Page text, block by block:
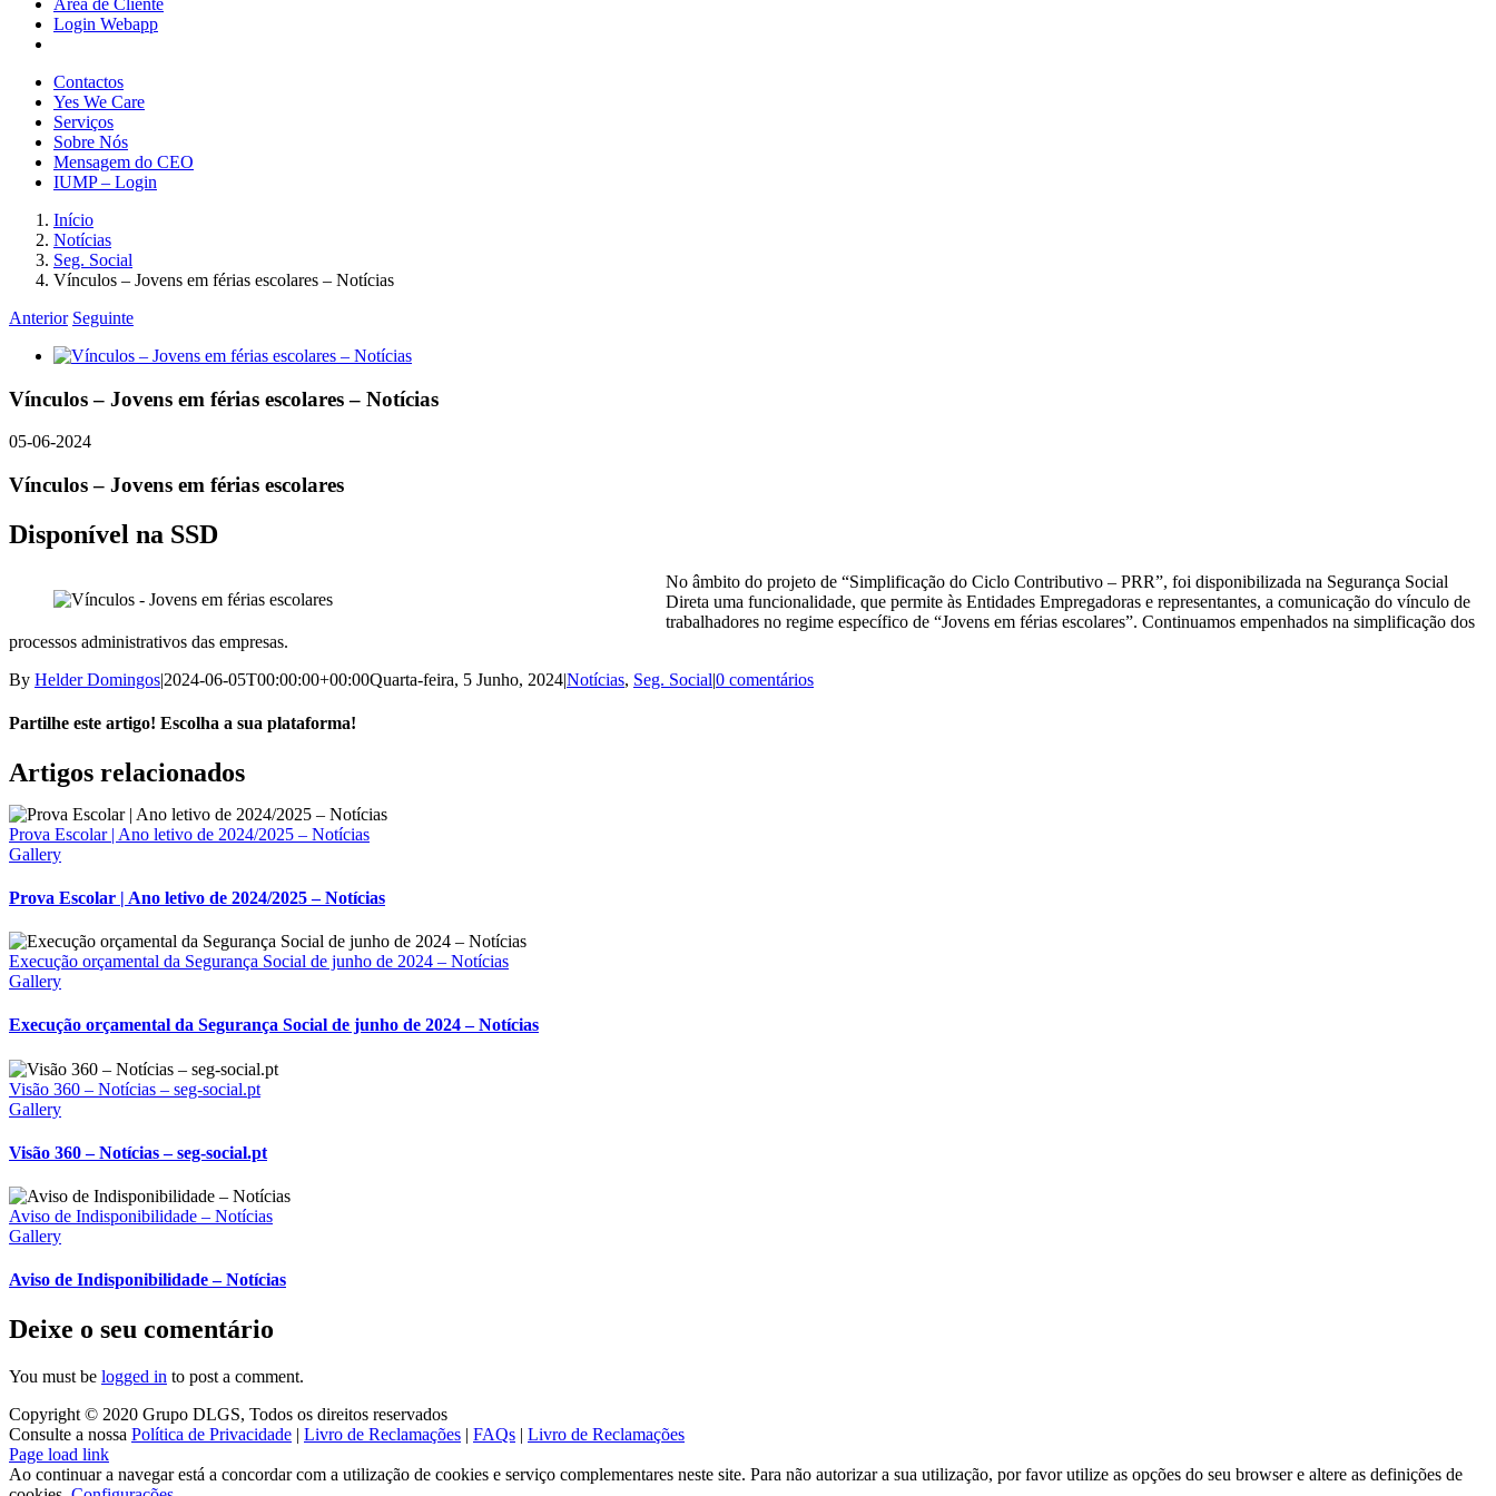
Área de Cliente
Login Webapp
Contactos
Yes We Care
Serviços
Sobre Nós
Mensagem do CEO
IUMP – Login
Início
Notícias
Seg. Social
Vínculos – Jovens em férias escolares – Notícias
Anterior Seguinte
View
Image
Vínculos – Jovens em férias escolares – Notícias
05-06-2024
Vínculos – Jovens em férias escolares
Disponível na SSD
No âmbito do projeto de “Simplificação do Ciclo Contributivo – PRR”, foi disponibilizada na Segurança Social
Direta uma funcionalidade, que permite às Entidades Empregadoras e representantes, a comunicação do vínculo de
trabalhadores no regime específico de “Jovens em férias escolares”. Continuamos empenhados na simplificação dos
processos administrativos das empresas.
By Helder Domingos|2024-06-05T00:00:00+00:00Quarta-feira, 5 Junho, 2024|Notícias, Seg. Social|0 comentários
Partilhe este artigo! Escolha a sua plataforma!
Facebook
X
Reddit
LinkedIn
WhatsApp
Tumblr
Pinterest
Vk
Email
(necessário
mas
não
publicado)
Artigos relacionados
Prova Escolar | Ano letivo de 2024/2025 – Notícias
Gallery
Prova Escolar | Ano letivo de 2024/2025 – Notícias
Execução orçamental da Segurança Social de junho de 2024 – Notícias
Gallery
Execução orçamental da Segurança Social de junho de 2024 – Notícias
Visão 360 – Notícias – seg-social.pt
Gallery
Visão 360 – Notícias – seg-social.pt
Aviso de Indisponibilidade – Notícias
Gallery
Aviso de Indisponibilidade – Notícias
Deixe o seu comentário
You must be logged in to post a comment.
Copyright © 2020 Grupo DLGS, Todos os direitos reservados
Consulte a nossa Política de Privacidade | Livro de Reclamações | FAQs | Livro de Reclamações
Facebook
LinkedIn
Page load link
Ao continuar a navegar está a concordar com a utilização de cookies e serviço complementares neste site. Para não autorizar a sua utilização, por favor utilize as opções do seu browser e altere as definições de